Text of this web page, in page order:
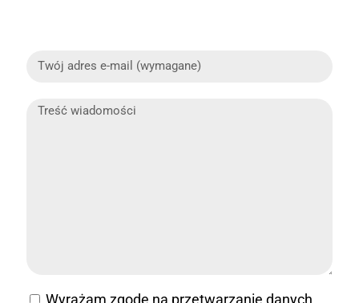
Wyrażam zgodę na przetwarzanie danych